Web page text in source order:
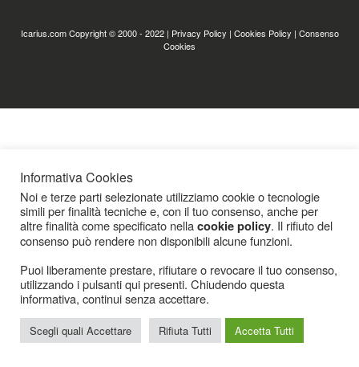
Icarius.com Copyright © 2000 - 2022 | Privacy Policy | Cookies Policy | Consenso
Cookies
Informativa Cookies
Noi e terze parti selezionate utilizziamo cookie o tecnologie
simili per finalità tecniche e, con il tuo consenso, anche per
altre finalità come specificato nellacookie policy. Il rifiuto del
consenso può rendere non disponibili alcune funzioni.
Puoi liberamente prestare, rifiutare o revocare il tuo consenso,
utilizzando i pulsanti qui presenti. Chiudendo questa
informativa, continui senza accettare.
Scegli quali Accettare Rifiuta Tutti Accetta Tutti